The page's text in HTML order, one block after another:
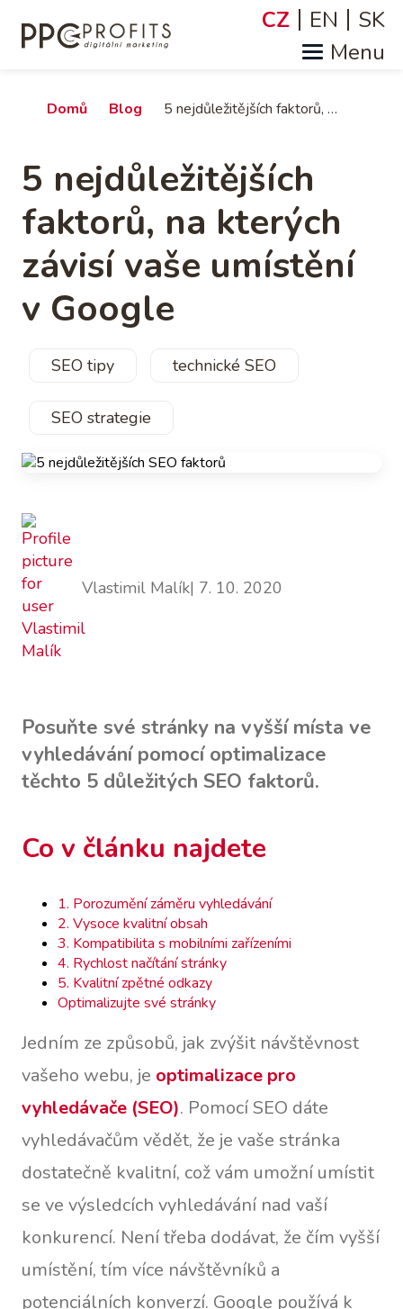
hlavnímu
Jazyky
CZ EN SK
Drobečková
Domů Blog 5 nejdůležitějších faktorů, na kterých závisí vaše umístění v Google
5 nejdůležitějších
faktorů, na kterých
závisí vaše umístění
v Google
SEO tipy technické SEO
SEO strategie
Vlastimil Malík| 7. 10. 2020
Posuňte své stránky na vyšší místa ve
vyhledávání pomocí optimalizace
těchto 5 důležitých SEO faktorů.
Co v článku najdete
1. Porozumění záměru vyhledávání
2. Vysoce kvalitní obsah
3. Kompatibilita s mobilními zařízeními
4. Rychlost načítání stránky
5. Kvalitní zpětné odkazy
Optimalizujte své stránky
Jedním ze způsobů, jak zvýšit návštěvnost
vašeho webu, je optimalizace pro
vyhledávače (SEO). Pomocí SEO dáte
vyhledávačům vědět, že je vaše stránka
dostatečně kvalitní, což vám umožní umístit
se ve výsledcích vyhledávání nad vaší
konkurencí. Není třeba dodávat, že čím vyšší
umístění, tím více návštěvníků a
potenciálních konverzí. Google používá k